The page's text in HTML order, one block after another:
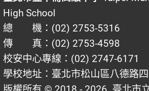
High School
總 機：(02) 2753-5316
傳 真：(02) 2753-4598
校安中心專線：(02) 2747-6171
學校地址：臺北市松山區八德路